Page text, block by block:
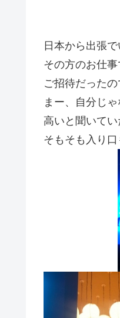
日本から出張
その方のお仕
ご招待だった
まー、自分じ
高いと聞いて
そもそも入り